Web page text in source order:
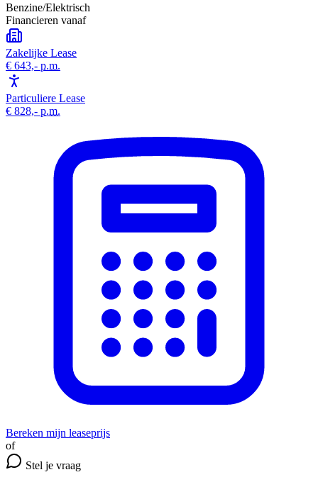
Benzine/Elektrisch
Financieren vanaf
Zakelijke Lease
€ 643,- p.m.
Particuliere Lease
€ 828,- p.m.
Bereken mijn leaseprijs
of
Stel je vraag